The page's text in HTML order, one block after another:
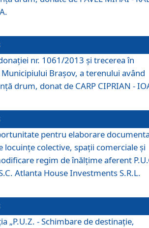
nr. 1061/2013 şi trecerea în
Braşov, a terenului având
drum, donat de CARP CIPRIAN -
pentru elaborare
locuinţe colective, spaţii comerciale şi
regim de înălţime aferent
Atlanta House Investments S.R.L.
„P.U.Z. - Schimbare de destinaţie,